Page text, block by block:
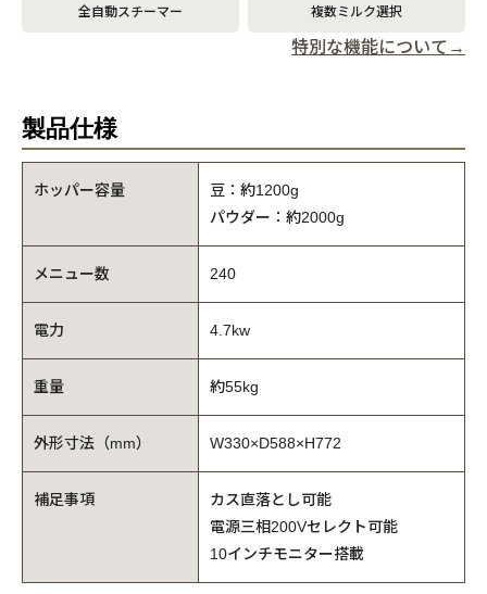
全自動スチーマー 複数ミルク選択
特別な機能について→
製品仕様
ホッパー容量
豆：約1200g
パウダー：約2000g
メニュー数 240
電力 4.7kw
重量 約55kg
外形寸法（mm） W330×D588×H772
補足事項
カス直落とし可能
電源三相200Vセレクト可能
10インチモニター搭載